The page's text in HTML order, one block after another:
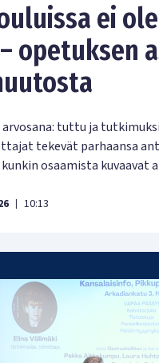
ei
opetuksen
arvosana: tuttu ja
tekevät parhaansa
osaamista kuvaavat
| 10:13